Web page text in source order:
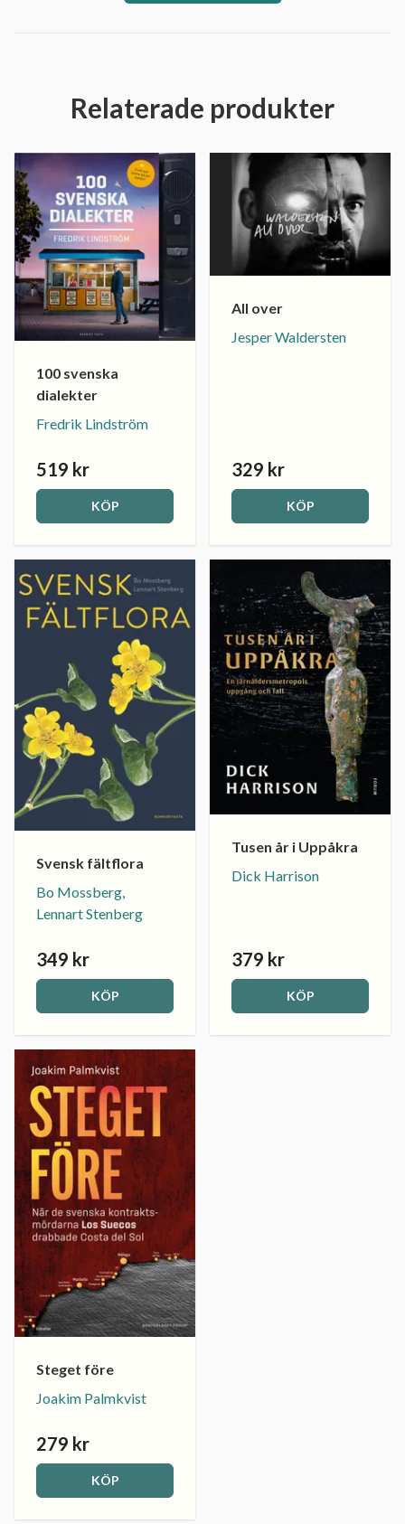
Relaterade produkter
100 svenska
dialekter
Fredrik Lindström
519 kr
KÖP
All over
Jesper Waldersten
329 kr
KÖP
Svensk fältflora
Bo Mossberg,
Lennart Stenberg
349 kr
KÖP
Tusen år i Uppåkra
Dick Harrison
379 kr
KÖP
Steget före
Joakim Palmkvist
279 kr
KÖP